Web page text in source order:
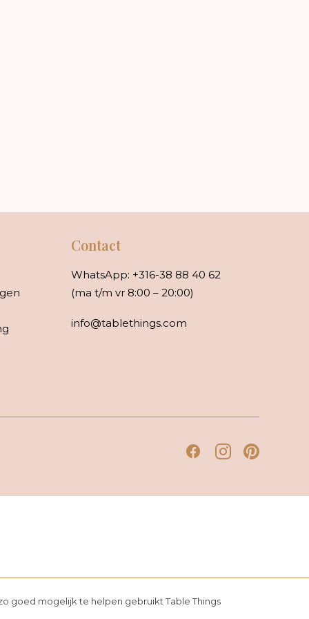
Contact
WhatsApp: +316-38 88 40 62
(ma t/m vr 8:00 – 20:00)
info@tablethings.com
goed mogelijk te helpen gebruikt Table Things